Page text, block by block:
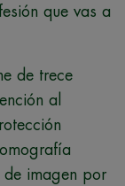
que vas a
de trece
al
imagen por